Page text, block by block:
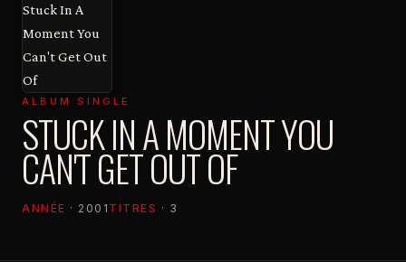
ALBUM SINGLE
STUCK IN A MOMENT YOU
CAN'T GET OUT OF
ANNÉE · 2001 TITRES · 3